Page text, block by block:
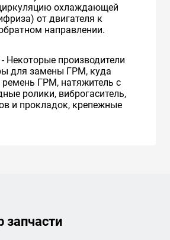
охлаждающей
от двигателя к
направлении.
- Некоторые производители
для замены ГРМ, куда
ГРМ, натяжитель с
ролики, виброгаситель,
и прокладок, крепежные
запчасти